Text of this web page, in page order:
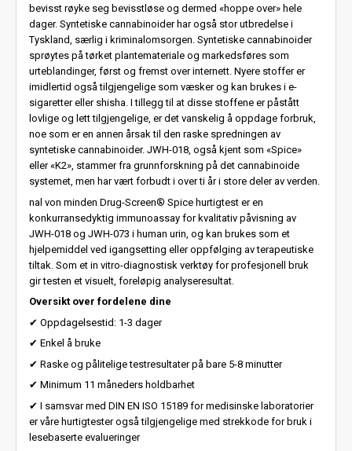
bevisst røyke seg bevisstløse og dermed «hoppe over» hele
dager. Syntetiske cannabinoider har også stor utbredelse i
Tyskland, særlig i kriminalomsorgen. Syntetiske cannabinoider
sprøytes på tørket plantemateriale og markedsføres som
urteblandinger, først og fremst over internett. Nyere stoffer er
imidlertid også tilgjengelige som væsker og kan brukes i e-
sigaretter eller shisha. I tillegg til at disse stoffene er påstått
lovlige og lett tilgjengelige, er det vanskelig å oppdage forbruk,
noe som er en annen årsak til den raske spredningen av
syntetiske cannabinoider. JWH-018, også kjent som «Spice»
eller «K2», stammer fra grunnforskning på det cannabinoide
systemet, men har vært forbudt i over ti år i store deler av verden.
nal von minden Drug-Screen® Spice hurtigtest er en
konkurransedyktig immunoassay for kvalitativ påvisning av
JWH-018 og JWH-073 i human urin, og kan brukes som et
hjelpemiddel ved igangsetting eller oppfølging av terapeutiske
tiltak. Som et in vitro-diagnostisk verktøy for profesjonell bruk
gir testen et visuelt, foreløpig analyseresultat.
Oversikt over fordelene dine
✔ Oppdagelsestid: 1-3 dager
✔ Enkel å bruke
✔ Raske og pålitelige testresultater på bare 5-8 minutter
✔ Minimum 11 måneders holdbarhet
✔ I samsvar med DIN EN ISO 15189 for medisinske laboratorier
er våre hurtigtester også tilgjengelige med strekkode for bruk i
lesebaserte evalueringer